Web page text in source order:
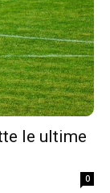
le ultime
0